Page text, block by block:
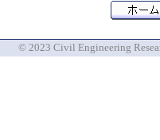
© 2023 Civil Engineering